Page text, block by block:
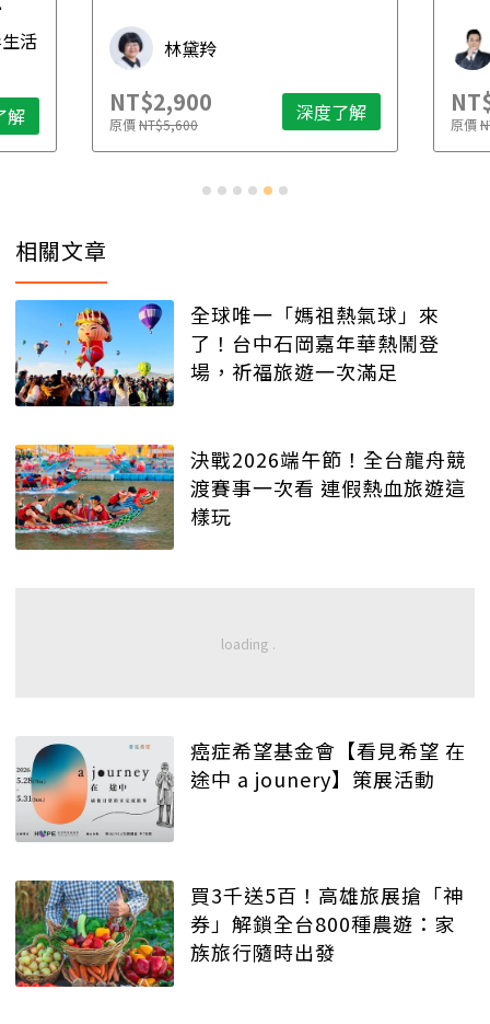
活
解
林黛羚
NT$2,900
原價NT$5,600 深度了解 原價
相關文章
全球唯一「媽祖熱氣球」來
了！台中石岡嘉年華熱鬧登
場，祈福旅遊一次滿足
決戰2026端午節！全台龍舟競
渡賽事一次看 連假熱血旅遊這
樣玩
癌症希望基金會【看見希望 在
途中 a jounery】策展活動
買3千送5百！高雄旅展搶「神
券」解鎖全台800種農遊：家
族旅行隨時出發